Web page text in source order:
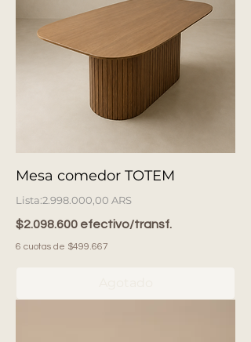
Mesa comedor TOTEM
Precio2.998.000,00 ARS
$2.098.600 efectivo/transf.
6 cuotas de $499.667